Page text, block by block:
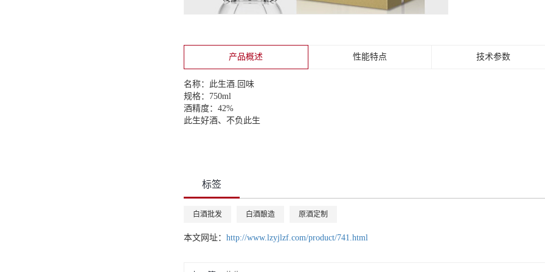
产品概述 性能特点 技术参数
名称：此生酒.回味
规格：750ml
酒精度：42%
此生好酒、不负此生
标签
白酒批发 白酒酿造 原酒定制
本文网址： http://www.lzyjlzf.com/product/741.html